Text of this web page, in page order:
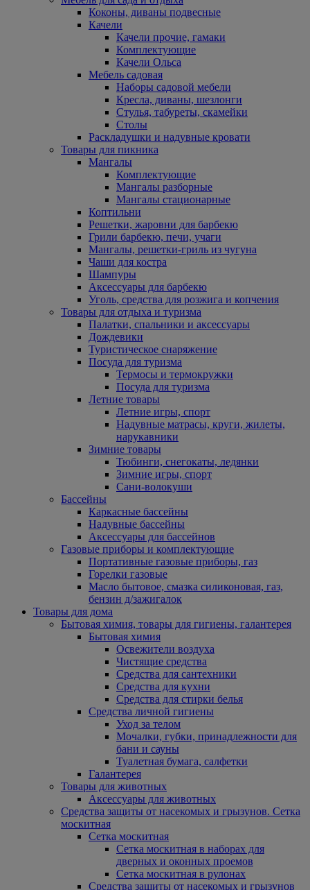
Коконы, диваны подвесные
Качели
Качели прочие, гамаки
Комплектующие
Качели Ольса
Мебель садовая
Наборы садовой мебели
Кресла, диваны, шезлонги
Стулья, табуреты, скамейки
Столы
Раскладушки и надувные кровати
Товары для пикника
Мангалы
Комплектующие
Мангалы разборные
Мангалы стационарные
Коптильни
Решетки, жаровни для барбекю
Грили барбекю, печи, учаги
Мангалы, решетки-гриль из чугуна
Чаши для костра
Шампуры
Аксессуары для барбекю
Уголь, средства для розжига и копчения
Товары для отдыха и туризма
Палатки, спальники и аксессуары
Дождевики
Туристическое снаряжение
Посуда для туризма
Термосы и термокружки
Посуда для туризма
Летние товары
Летние игры, спорт
Надувные матрасы, круги, жилеты,
нарукавники
Зимние товары
Тюбинги, снегокаты, ледянки
Зимние игры, спорт
Сани-волокуши
Бассейны
Каркасные бассейны
Надувные бассейны
Аксессуары для бассейнов
Газовые приборы и комплектующие
Портативные газовые приборы, газ
Горелки газовые
Масло бытовое, смазка силиконовая, газ,
бензин д/зажигалок
Товары для дома
Бытовая химия, товары для гигиены, галантерея
Бытовая химия
Освежители воздуха
Чистящие средства
Средства для сантехники
Средства для кухни
Средства для стирки белья
Средства личной гигиены
Уход за телом
Мочалки, губки, принадлежности для
бани и сауны
Туалетная бумага, салфетки
Галантерея
Товары для животных
Аксессуары для животных
Средства защиты от насекомых и грызунов. Сетка
москитная
Сетка москитная
Сетка москитная в наборах для
дверных и оконных проемов
Сетка москитная в рулонах
Средства защиты от насекомых и грызунов